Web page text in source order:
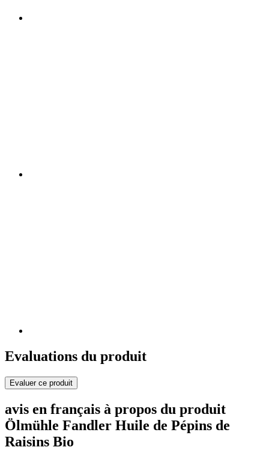
Evaluations du produit
Evaluer ce produit
avis en français à propos du produit
Ölmühle Fandler Huile de Pépins de
Raisins Bio